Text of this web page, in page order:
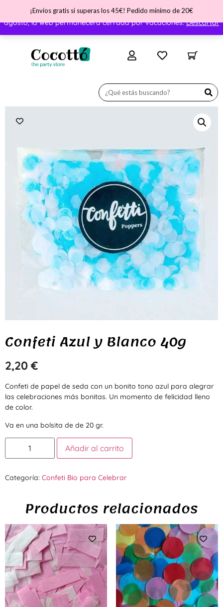
¡Nos vamos de vacaciones! ATENCIÓN - Del día 31 de julio al 11 de
agosto, la web permanecerá cerrada por vacaciones.Descartar
¡Envíos gratis si superas los 45€! Pedido mínimo de 20€
Confeti Azul y Blanco 40g
2,20 €
Confeti de papel de seda con un bonito tono azul para alegrar
las celebraciones más bonitas. Un momento de felicidad lleno
de color.
Va en una bolsita de de 20 gr.
Añadir al carrito
Categoría: Confeti Bio para Celebrar
Productos relacionados